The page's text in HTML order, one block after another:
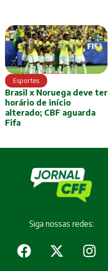
Esportes
Brasil x Noruega deve ter
horário de início
alterado; CBF aguarda
Fifa
Siga nossas redes: